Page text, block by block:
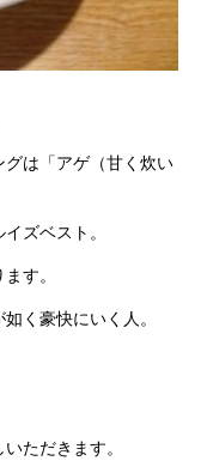
は「アゲ（甘く炊い
ズベスト。
す。
く豪快にいく人。
ただきます。